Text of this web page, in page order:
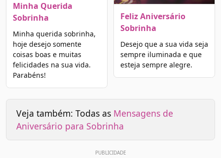
Minha Querida
Sobrinha
Minha querida sobrinha,
hoje desejo somente
coisas boas e muitas
felicidades na sua vida.
Parabéns!
Feliz Aniversário
Sobrinha
Desejo que a sua vida seja
sempre iluminada e que
esteja sempre alegre.
Veja também: Todas as Mensagens de
Aniversário para Sobrinha